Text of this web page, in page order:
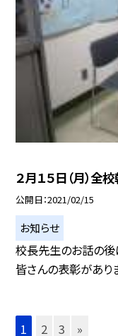
２月１５日（月）全
公開日 2021/02/15
お知らせ
校長先生のお話の後
皆さんの表彰があり
1 2 3 »